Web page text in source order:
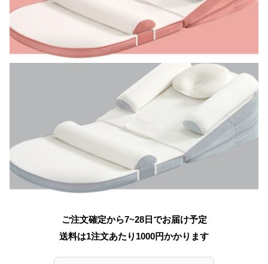
ご注文確定から7~28日でお届け予定
送料は1注文あたり 1000円かかります